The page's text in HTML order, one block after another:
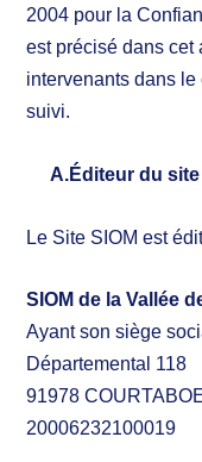
2004 pour la
est précisé dans cet
intervenants dans
suivi.
A.Éditeur du site
Le Site SIOM est
SIOM de la Vallée
Ayant son siège
Départemental 118
91978
20006232100019